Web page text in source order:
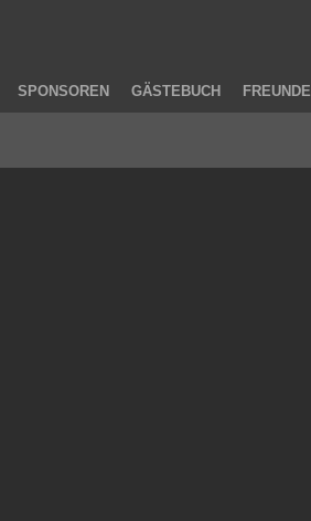
SPONSOREN GÄSTEBUCH FREUNDE